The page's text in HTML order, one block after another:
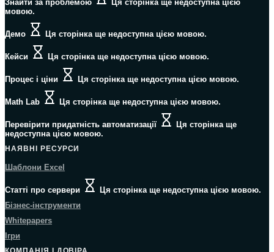
Знайти за проблемою
Ця сторінка ще недоступна цією
мовою.
Демо Ця сторінка ще недоступна цією мовою.
Кейси Ця сторінка ще недоступна цією мовою.
Процес і ціни Ця сторінка ще недоступна цією мовою.
Math Lab Ця сторінка ще недоступна цією мовою.
Перевірити придатність автоматизації
Ця сторінка ще
недоступна цією мовою.
НАЯВНІ РЕСУРСИ
Шаблони Excel
Статті про сервери
Ця сторінка ще недоступна цією мовою.
Бізнес-інструменти
Whitepapers
Ігри